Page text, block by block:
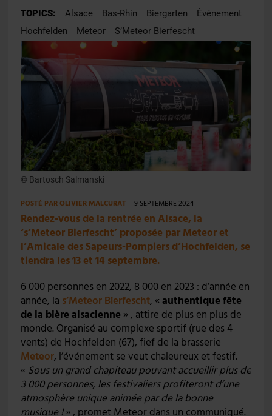
TOPICS: Alsace Bas-Rhin Biergarten
Événement
Hochfelden
Meteor S’Meteor Bierfescht
© Bartosch Salmanski
POSTÉ PAROLIVIER MALCURAT 9 SEPTEMBRE 2024
Rendez-vous de la rentrée en Alsace, la
‘s’Meteor Bierfescht’ proposée par Meteor et
l’Amicale des Sapeurs-Pompiers d’Hochfelden, se
tiendra les 13 et 14 septembre.
6 000 personnes en 2022, 8 000 en 2023 : d’année en
année, la s’Meteor Bierfescht, « authentique fête
de la bière alsacienne » , attire de plus en plus de
monde. Organisé au complexe sportif (rue des 4
vents) de Hochfelden (67), fief de la brasserie
Meteor, l’événement se veut chaleureux et festif.
« Sous un grand chapiteau pouvant accueillir plus de
3 000 personnes, les festivaliers profiteront d’une
atmosphère unique animée par de la bonne
musique !» , promet Meteor dans un communiqué.